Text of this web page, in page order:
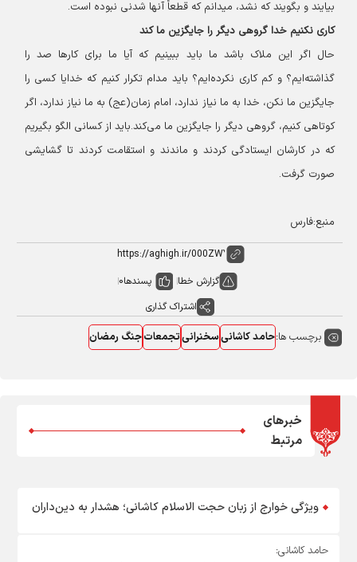
بیایند و بگویند که نشد، میدانم که قطعاً آنها شدنی نبوده است.
کاری نکنیم خدا گروهی دیگر را جایگزین ما کند
حال اگر این ملاک باشد ما باید ببینیم که آیا ما برای کارها صد را
گذاشته‌ایم؟ و کم کاری نکرده‌ایم؟ باید مدام تکرار کنیم که خدایا کسی را
جایگزین ما نکن، خدا به ما نیاز ندارد، امام زمان(عج) به ما نیاز ندارد، اگر
کوتاهی کنیم، گروهی دیگر را جایگزین ما می‌کند.باید از کسانی الگو بگیریم
که در کارشان ایستادگی کردند و ماندند و استقامت کردند تا گشایشی
صورت گرفت.
منبع:فارس
گزارش خطا پسندها0
اشتراک گذاری
برچسب ها:حامد کاشانیسخنرانیتجمعاتجنگ رمضان
خبرهای
مرتبط
ویژگی خوارج از زبان حجت الاسلام کاشانی؛ هشدار به دین‌داران
حامد کاشانی: